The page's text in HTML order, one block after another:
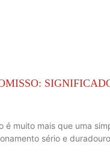
é muito mais que uma
sério e